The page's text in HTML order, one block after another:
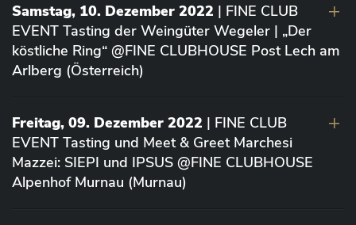
Samstag, 10. Dezember 2022 | FINE CLUB
EVENT Tasting der Weingüter Wegeler | „Der
köstliche Ring“ @FINE CLUBHOUSE Post Lech am
Arlberg (Österreich)
Freitag, 09. Dezember 2022 | FINE CLUB
EVENT Tasting und Meet & Greet Marchesi
Mazzei: SIEPI und IPSUS @FINE CLUBHOUSE
Alpenhof Murnau (Murnau)